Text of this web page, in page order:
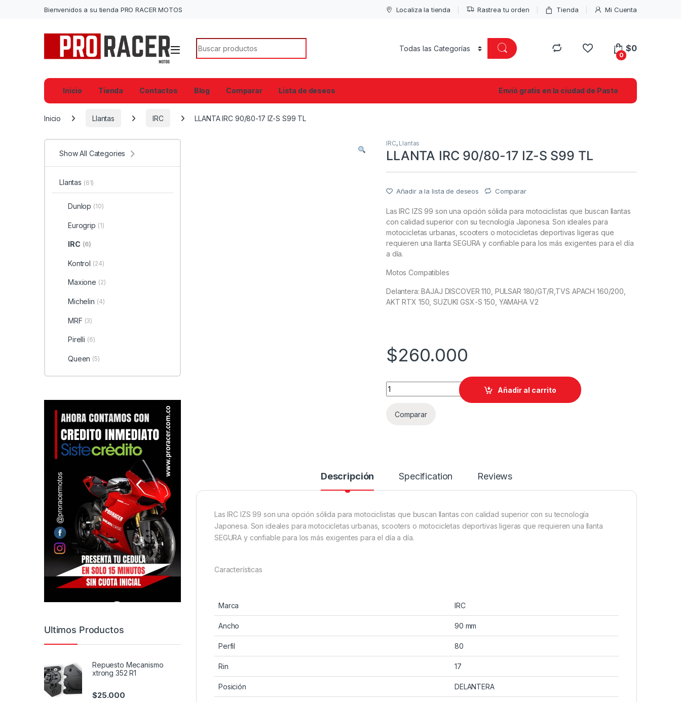
Bienvenidos a su tienda PRO RACER MOTOS Localiza la tienda Rastrea tu orden Tienda Mi Cuenta
Search for:
0
$0
Inicio Tienda Contactos Blog Comparar Lista de deseos Envió gratis en la ciudad de Pasto
Inicio Llantas IRC LLANTA IRC 90/80-17 IZ-S S99 TL
IRC, Llantas
LLANTA IRC 90/80-17 IZ-S S99 TL
Añadir a la lista de deseos Comparar
Las IRC IZS 99 son una opción sólida para motociclistas que buscan llantas
con calidad superior con su tecnología Japonesa. Son ideales para
motocicletas urbanas, scooters o motocicletas deportivas ligeras que
requieren una llanta SEGURA y confiable para los más exigentes para el día
a día.
Motos Compatibles
Delantera: BAJAJ DISCOVER 110, PULSAR 180/GT/R,TVS APACH 160/200,
AKT RTX 150, SUZUKI GSX-S 150, YAMAHA V2
$260.000
LLANTA IRC 90/80-17 IZ-S S99 TL quantity
Añadir al carrito
Comparar
Descripción Specification Reviews
Las IRC IZS 99 son una opción sólida para motociclistas que buscan llantas con calidad superior con su tecnología
Japonesa. Son ideales para motocicletas urbanas, scooters o motocicletas deportivas ligeras que requieren una llanta
SEGURA y confiable para los más exigentes para el día a día.
Características
Marca IRC
Ancho 90 mm
Perfil 80
Rin 17
Posición DELANTERA
Show All Categories
Llantas (61)
Dunlop (10)
Eurogrip (1)
IRC (6)
Kontrol (24)
Maxione (2)
Michelin (4)
MRF (3)
Pirelli (6)
Queen (5)
Ultimos Productos
Repuesto Mecanismo
xtrong 352 R1
$25.000